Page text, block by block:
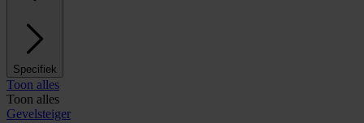
Specifiek
Toon alles
Toon alles
Gevelsteiger